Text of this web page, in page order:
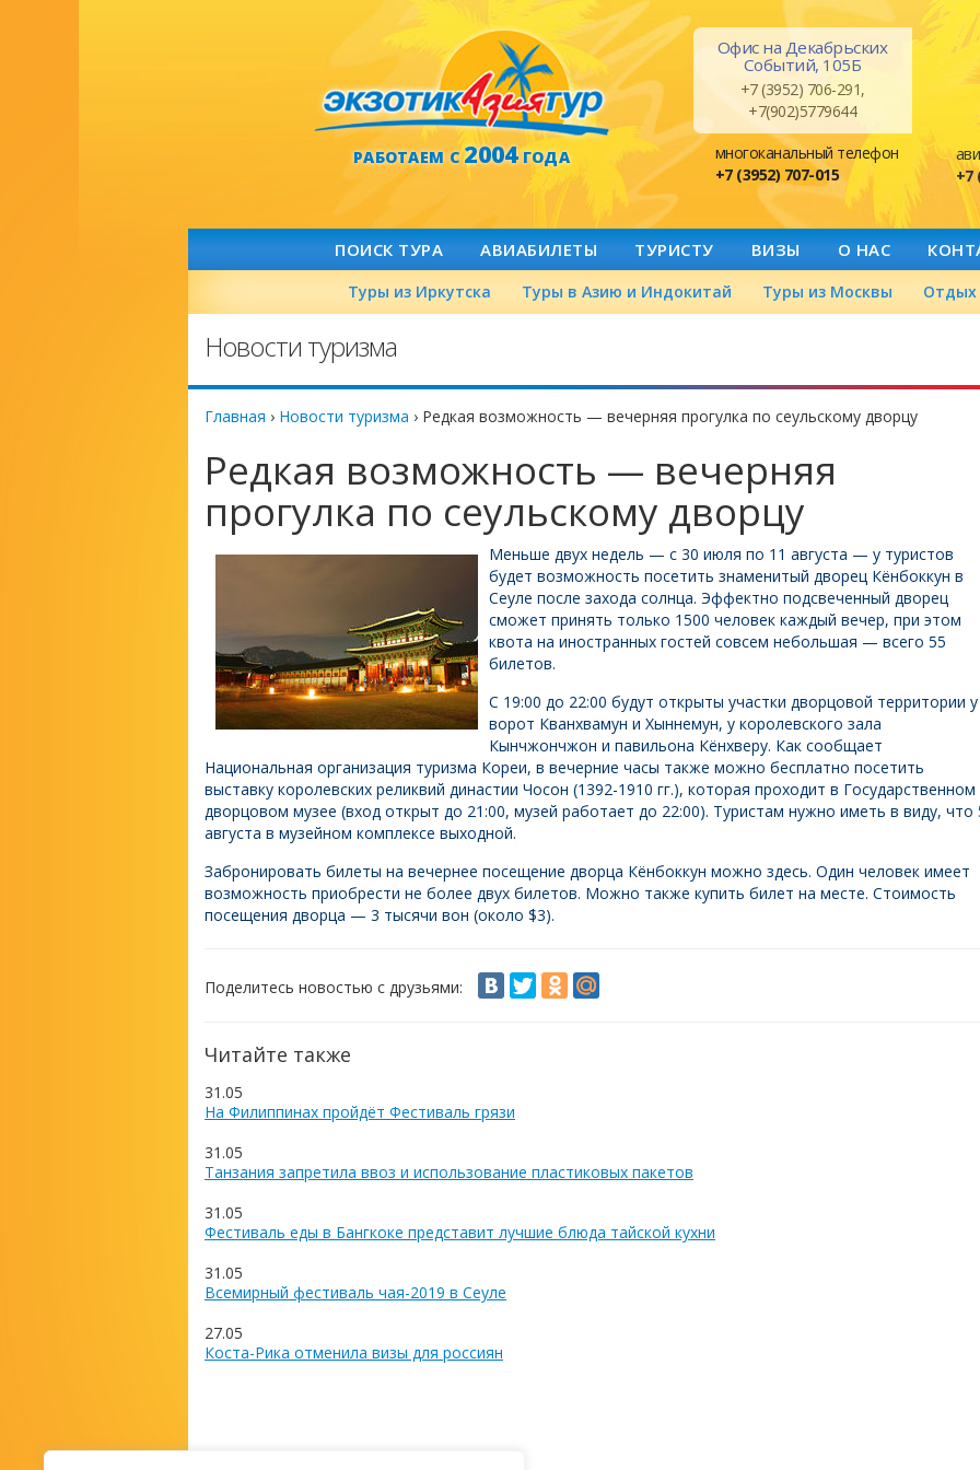
РАБОТАЕМ С2004ГОДА
Офис на Декабрьских
Событий, 105Б
+7 (3952) 706-291,
+7(902)5779644
многоканальный телефон
+7 (3952) 707-015
+7
ПОИСК ТУРА АВИАБИЛЕТЫ ТУРИСТУ ВИЗЫ О НАС
Туры из Иркутска Туры в Азию и Индокитай Туры из Москвы Отдых
Новости туризма
Главная › Новости туризма › Редкая возможность — вечерняя прогулка по сеульскому дворцу
Редкая возможность — вечерняя
прогулка по сеульскому дворцу
Меньше двух недель — с 30 июля по 11 августа — у туристов
будет возможность посетить знаменитый дворец Кёнбоккун в
Сеуле после захода солнца. Эффектно подсвеченный дворец
сможет принять только 1500 человек каждый вечер, при этом
квота на иностранных гостей совсем небольшая — всего 55
билетов.
С 19:00 до 22:00 будут открыты участки дворцовой территории у
ворот Кванхвамун и Хыннемун, у королевского зала
Кынчжончжон и павильона Кёнхверу. Как сообщает
Национальная организация туризма Кореи, в вечерние часы также можно бесплатно посетить
выставку королевских реликвий династии Чосон (1392-1910 гг.), которая проходит в Государственном
дворцовом музее (вход открыт до 21:00, музей работает до 22:00). Туристам нужно иметь в виду, что
августа в музейном комплексе выходной.
Забронировать билеты на вечернее посещение дворца Кёнбоккун можно здесь. Один человек имеет
возможность приобрести не более двух билетов. Можно также купить билет на месте. Стоимость
посещения дворца — 3 тысячи вон (около $3).
Поделитесь новостью с друзьями:
Читайте также
31.05
На Филиппинах пройдёт Фестиваль грязи
31.05
Танзания запретила ввоз и использование пластиковых пакетов
31.05
Фестиваль еды в Бангкоке представит лучшие блюда тайской кухни
31.05
Всемирный фестиваль чая-2019 в Сеуле
27.05
Коста-Рика отменила визы для россиян